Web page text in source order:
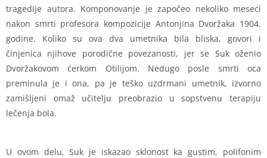
tragedije autora. Komponovanje je započeo nekoliko meseci
nakon smrti profesora kompozicije Antonjina Dvoržaka 1904.
godine. Koliko su ova dva umetnika bila bliska, govori i
činjenica njihove porodične povezanosti, jer se Suk oženio
Dvoržakovom ćerkom Otilijom. Nedugo posle smrti oca
preminula je i ona, pa je teško uzdrmani umetnik, izvorno
zamišljeni omaž učitelju preobrazio u sopstvenu terapiju
lečenja bola.
U ovom delu, Suk je iskazao sklonost ka gustim, polifonim